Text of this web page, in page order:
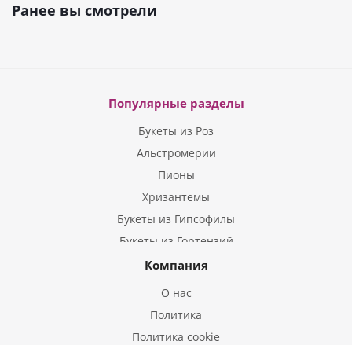
Ранее вы смотрели
Популярные разделы
Букеты из Роз
Альстромерии
Пионы
Хризантемы
Букеты из Гипсофилы
Букеты из Гортензий
Букеты из Ирисов
Букеты из Эустом
Компания
О нас
Политика
Политика cookie